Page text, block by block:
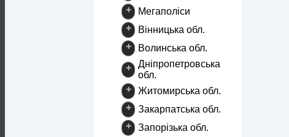
+
Mегаполіси
+
Вінницька обл.
+
Волинська обл.
+
Дніпропетровська
обл.
+
Житомирська обл.
+
Закарпатська обл.
+
Запорізька обл.